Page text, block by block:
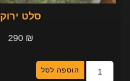
סלט ירוק
₪
הוספה לסל